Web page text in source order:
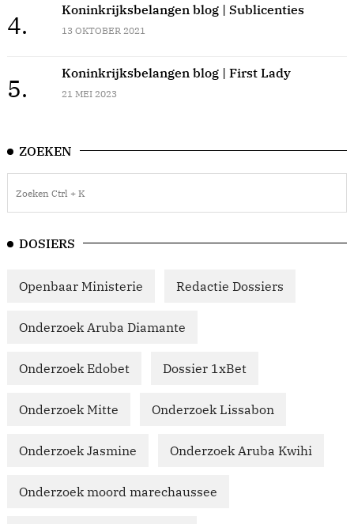
4.
Koninkrijksbelangen blog | Sublicenties
13 OKTOBER 2021
5.
Koninkrijksbelangen blog | First Lady
21 MEI 2023
ZOEKEN
DOSIERS
Openbaar Ministerie Redactie Dossiers
Onderzoek Aruba Diamante
Onderzoek Edobet Dossier 1xBet
Onderzoek Mitte Onderzoek Lissabon
Onderzoek Jasmine Onderzoek Aruba Kwihi
Onderzoek moord marechaussee